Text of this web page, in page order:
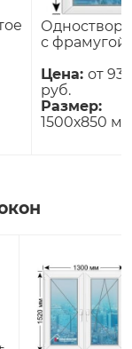
с фрамугой
Цена: от
руб.
Размер:
1500х850